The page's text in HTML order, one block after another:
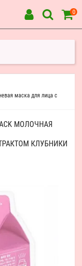
0
маска для лица с
МОЛОЧНАЯ
КЛУБНИКИ